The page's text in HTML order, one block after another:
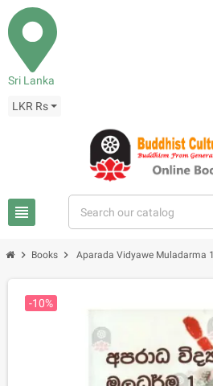
Sri Lanka
LKR Rs
view_headline
chevron_right Books chevron_right Aparada Vidyawe Muladarma 1
-10%